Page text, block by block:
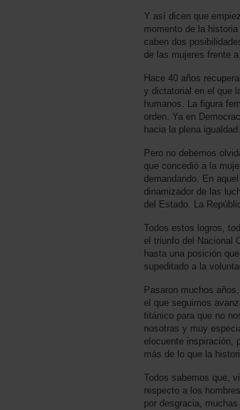
Y así dicen que
momento de la
caben dos
de las mujeres frente
Hace 40 años
y dictatorial en el que
humanos. La figura
orden. Ya en
hacia la plena igualdad.
Pero no debemos
que concedió a la
demandando. En
dinamizador de las
del Estado. La
Todos estos logros,
el triunfo del Nacional
hasta una posición
supeditado a la
Pasaron muchos
el que seguimos
titánico para que no
nosotras y muy
elocuente inspiración,
más de lo que la
Todos sabemos que,
respecto a los
por desgracia,